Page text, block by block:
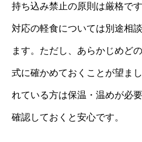
持ち込み禁止の原則は厳格で
対応の軽食については別途相
ます。ただし、あらかじめど
式に確かめておくことが望ま
れている方は保温・温めが必
確認しておくと安心です。